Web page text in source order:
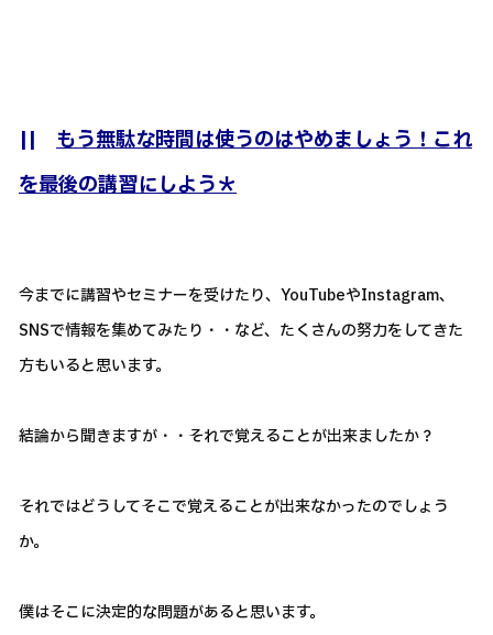
|| もう無駄な時間は使うのはやめましょう！これ
を最後の講習にしよう＊
今までに講習やセミナーを受けたり、YouTubeやInstagram、
SNSで情報を集めてみたり・・など、たくさんの努力をしてきた
方もいると思います。
結論から聞きますが・・それで覚えることが出来ましたか？
それではどうしてそこで覚えることが出来なかったのでしょう
か。
僕はそこに決定的な問題があると思います。